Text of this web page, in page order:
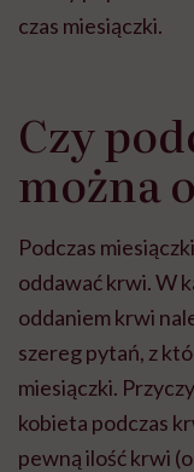
czas miesiączki.
Czy
można
Podczas
oddawać krwi. W
oddaniem krwi
szereg pytań, z
miesiączki.
kobieta podczas
pewną ilość krwi